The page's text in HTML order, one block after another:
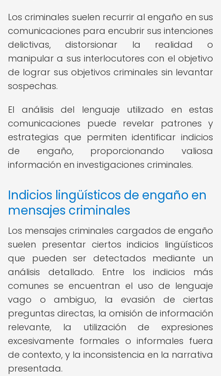
Los criminales suelen recurrir al engaño en sus
comunicaciones para encubrir sus intenciones
delictivas, distorsionar la realidad o
manipular a sus interlocutores con el objetivo
de lograr sus objetivos criminales sin levantar
sospechas.
El análisis del lenguaje utilizado en estas
comunicaciones puede revelar patrones y
estrategias que permiten identificar indicios
de engaño, proporcionando valiosa
información en investigaciones criminales.
Indicios lingüísticos de engaño en
mensajes criminales
Los mensajes criminales cargados de engaño
suelen presentar ciertos indicios lingüísticos
que pueden ser detectados mediante un
análisis detallado. Entre los indicios más
comunes se encuentran el uso de lenguaje
vago o ambiguo, la evasión de ciertas
preguntas directas, la omisión de información
relevante, la utilización de expresiones
excesivamente formales o informales fuera
de contexto, y la inconsistencia en la narrativa
presentada.